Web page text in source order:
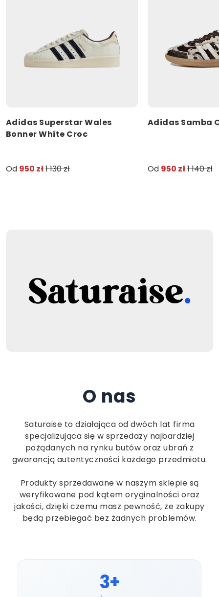
Adidas Superstar Wales
Bonner White Croc
Od 950 zł1 130 zł
Adidas Samba
Od 950 zł1 140 zł
O nas
Saturaise to działająca od dwóch lat firma
specjalizująca się w sprzedaży najbardziej
pożądanych na rynku butów oraz ubrań z
gwarancją autentyczności każdego przedmiotu.
Produkty sprzedawane w naszym sklepie są
weryfikowane pod kątem oryginalności oraz
jakości, dzięki czemu masz pewność, że zakupy
będą przebiegać bez żadnych problemów.
3+